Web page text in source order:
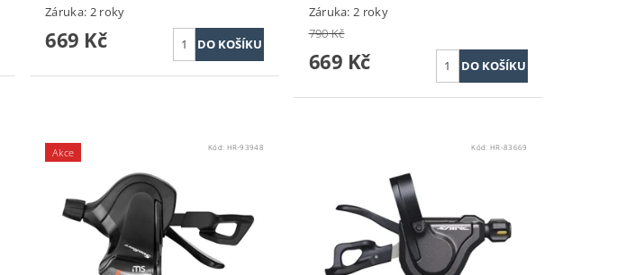
Záruka: 2 roky
669 Kč
Záruka: 2 roky
790 Kč
669 Kč
Akce Kód: HR-93948 Kód:HR-83669